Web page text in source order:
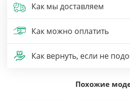
Как мы доставляем
Как можно оплатить
Как вернуть, если не
Похожие